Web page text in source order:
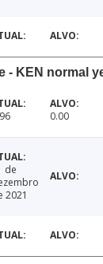
- KEN normal
0.00
de
2021